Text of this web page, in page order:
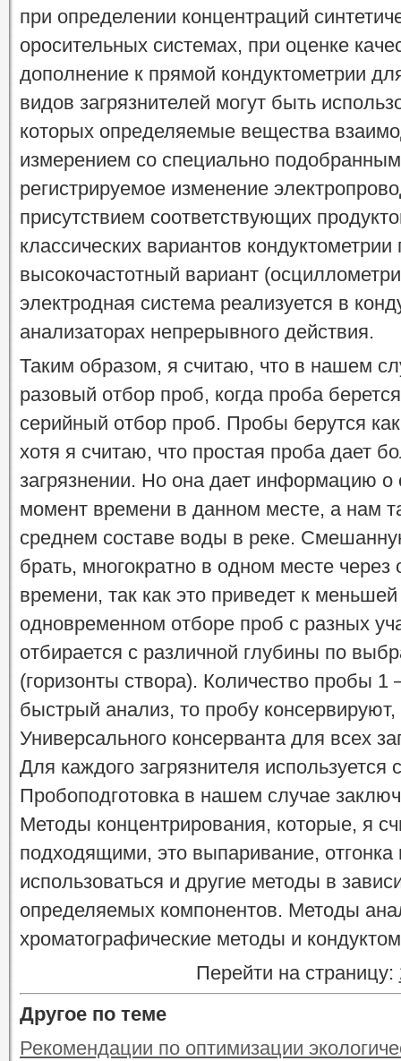
при определении концентраций
оросительных системах, при оценке
дополнение к прямой кондуктометрии
видов загрязнителей могут быть
которых определяемые вещества
измерением со специально
регистрируемое изменение
присутствием соответствующих
классических вариантов
высокочастотный вариант
электродная система реализуется в
анализаторах непрерывного действия.
Таким образом, я считаю, что в нашем
разовый отбор проб, когда проба
серийный отбор проб. Пробы берутся
хотя я считаю, что простая проба дает
загрязнении. Но она дает информацию о
момент времени в данном месте, а нам
среднем составе воды в реке.
брать, многократно в одном месте
времени, так как это приведет к
одновременном отборе проб с разных
отбирается с различной глубины по
(горизонты створа). Количество пробы
быстрый анализ, то пробу
Универсального консерванта для всех
Для каждого загрязнителя используется
Пробоподготовка в нашем случае
Методы концентрирования, которые, я
подходящими, это выпаривание, отгонка
использоваться и другие методы в
определяемых компонентов. Методы
хроматографические методы и
Перейти на страницу:
Другое по теме
Рекомендации по оптимизации